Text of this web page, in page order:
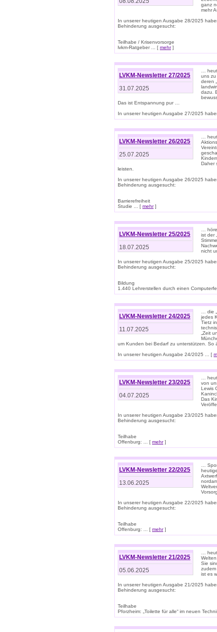
ganz
mehr
In unserer heutigen Ausgabe 28/2025
Behinderung ausgesucht:
Teilhabe / Krisenvorsorge
lvkm-Ratgeber ... [ mehr]
LVKM-Newsletter 27/2025
31.07.2025
…
uns zu
deren
dazu.
Das ist Entspannung pur …
In unserer heutigen Ausgabe 27/2025
LVKM-Newsletter 26/2025
25.07.2025
…
Daher
leisten.
In unserer heutigen Ausgabe 26/2025
Behinderung ausgesucht:
Barrierefreiheit
Studie ... [ mehr]
LVKM-Newsletter 25/2025
18.07.2025
…
ist der
nicht
In unserer heutigen Ausgabe 25/2025
Behinderung ausgesucht:
Bildung
1.440 Lehrerstellen durch einen
LVKM-Newsletter 24/2025
11.07.2025
… die
jedes
Tietz
„Zeit
um Kunden bei Bedarf zu unterstützen.
In unserer heutigen Ausgabe 24/2025 ... [
LVKM-Newsletter 23/2025
04.07.2025
…
von
Lewis
Das
In unserer heutigen Ausgabe 23/2025
Behinderung ausgesucht:
Teilhabe
Offenburg: ... [ mehr]
LVKM-Newsletter 22/2025
13.06.2025
…
In unserer heutigen Ausgabe 22/2025
Behinderung ausgesucht:
Teilhabe
Offenburg: ... [ mehr]
LVKM-Newsletter 21/2025
05.06.2025
…
Sie
ist es
In unserer heutigen Ausgabe 21/2025
Behinderung ausgesucht:
Teilhabe
Pforzheim: „Toilette für alle“ im neuen